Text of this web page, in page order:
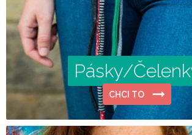
Pásky/
CHCI TO